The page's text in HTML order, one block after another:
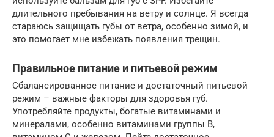
длительного пребывания на ветру и солнце. Я всегда
стараюсь защищать губы от ветра, особенно зимой, и
это помогает мне избежать появления трещин.
Правильное питание и питьевой режим
Сбалансированное питание и достаточный питьевой
режим – важные факторы для здоровья губ.
Употребляйте продукты, богатые витаминами и
минералами, особенно витаминами группы B,